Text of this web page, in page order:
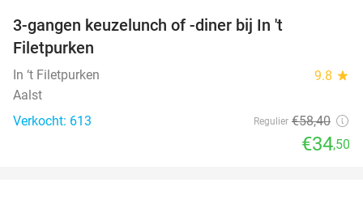
3-gangen keuzelunch of -diner bij In 't
Filetpurken
In ‘t Filetpurken 9.8 star
Aalst
Verkocht: 613
Regulier €58,40
€34,50